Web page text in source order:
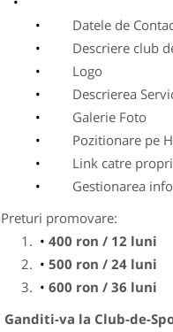
Datele de Contact
Descriere club
Logo
Descrierea
Galerie Foto
Pozitionare pe
Link catre
Gestionarea
Preturi promovare:
400 ron / 12 luni
500 ron / 24 luni
600 ron / 36 luni
Ganditi-va la Club-de-